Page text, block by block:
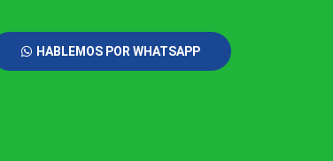
HABLEMOS POR WHATSAPP